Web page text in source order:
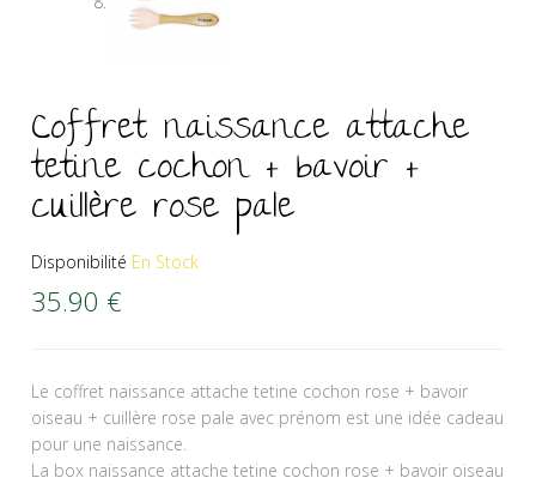
Coffret naissance attache
tetine cochon + bavoir +
cuillère rose pale
Disponibilité En Stock
35.90 €
Le coffret naissance attache tetine cochon rose + bavoir
oiseau + cuillère rose pale avec prénom est une idée cadeau
pour une naissance.
La box naissance attache tetine cochon rose + bavoir oiseau